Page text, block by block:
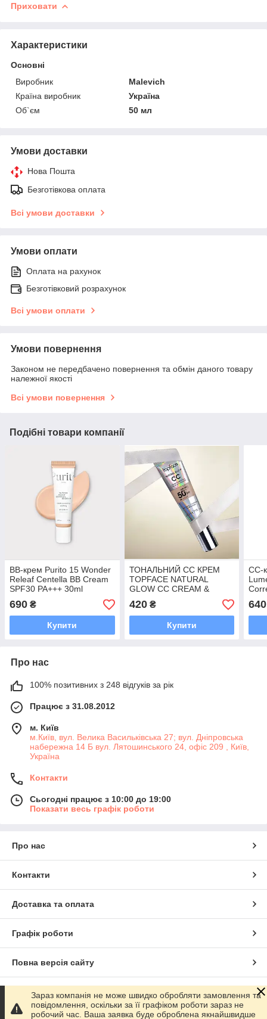
Приховати
Характеристики
Основні
Виробник
Malevich
Країна виробник
Україна
Об`єм
50 мл
Умови доставки
Нова Пошта
Безготівкова оплата
Всі умови доставки
Умови оплати
Оплата на рахунок
Безготівковий розрахунок
Всі умови оплати
Умови повернення
Законом не передбачено повернення та обмін даного товару
належної якості
Всі умови повернення
Подібні товари компанії
ВВ-крем Purito 15 Wonder
Releaf Centella BB Cream
SPF30 PA+++ 30ml
690 ₴
Купити
ТОНАЛЬНИЙ СС КРЕМ
TOPFACE NATURAL
GLOW CC CREAM &
CONCEALER SPF50 003
30 МЛ
420₴
Купити
CC-
30
640
Про нас
100% позитивних з 248 відгуків за рік
Працює з 31.08.2012
м. Київ
м.Київ, вул. Велика Васильківська 27; вул. Дніпровська
набережна 14 Б вул. Лятошинського 24, офіс 209 , Київ,
Україна
Контакти
Сьогодні працює з 10:00 до 19:00
Показати весь графік роботи
Про нас
Контакти
Доставка та оплата
Графік роботи
Повна версія сайту
Сайт створено на маркетплейсіProm.ua
Зараз компанія не може швидко обробляти замовлення та
повідомлення, оскільки за її графіком роботи зараз не
робочий час. Ваша заявка буде оброблена якнайшвидше